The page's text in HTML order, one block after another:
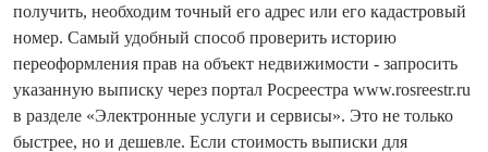
получить, необходим точный его адрес или его кадастровый
номер. Самый удобный способ проверить историю
переоформления прав на объект недвижимости - запросить
указанную выписку через портал Росреестра www.rosreestr.ru
в разделе «Электронные услуги и сервисы». Это не только
быстрее, но и дешевле. Если стоимость выписки для